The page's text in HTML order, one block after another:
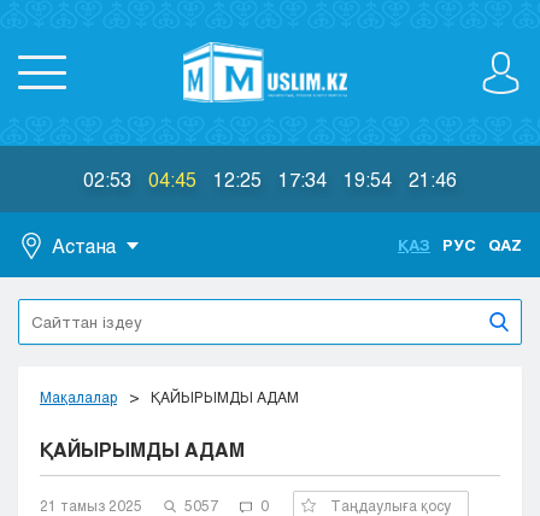
02:53 04:45 12:25 17:34 19:54 21:46
Астана
Астана
Алматы
Актобе
Жезказган
Караганда
Кокшетау
ҚАЗ РУС QAZ
Мақалалар ҚАЙЫРЫМДЫ АДАМ
ҚАЙЫРЫМДЫ АДАМ
21 тамыз 2025 5057 0 Таңдаулыға қосу